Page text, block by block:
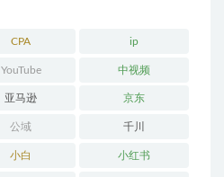
CPA ip
YouTube 中视频
亚马逊 京东
公域 千川
小白 小红书